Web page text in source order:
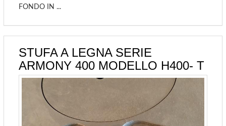
FONDO IN ...
STUFA A LEGNA SERIE
ARMONY 400 MODELLO H400- T